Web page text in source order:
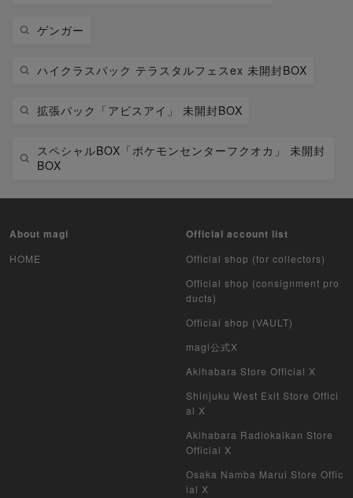
ゲンガー
ハイクラスパック テラスタルフェスex 未開封BOX
拡張パック「アビスアイ」 未開封BOX
スペシャルBOX「ポケモンセンターフクオカ」 未開封
BOX
About magi
HOME
Official account list
Official shop (for collectors)
Official shop (consignment pro
ducts)
Official shop (VAULT)
magi公式X
Akihabara Store Official X
Shinjuku West Exit Store Offici
al X
Akihabara Radiokaikan Store
Official X
Osaka Namba Marui Store Offic
ial X